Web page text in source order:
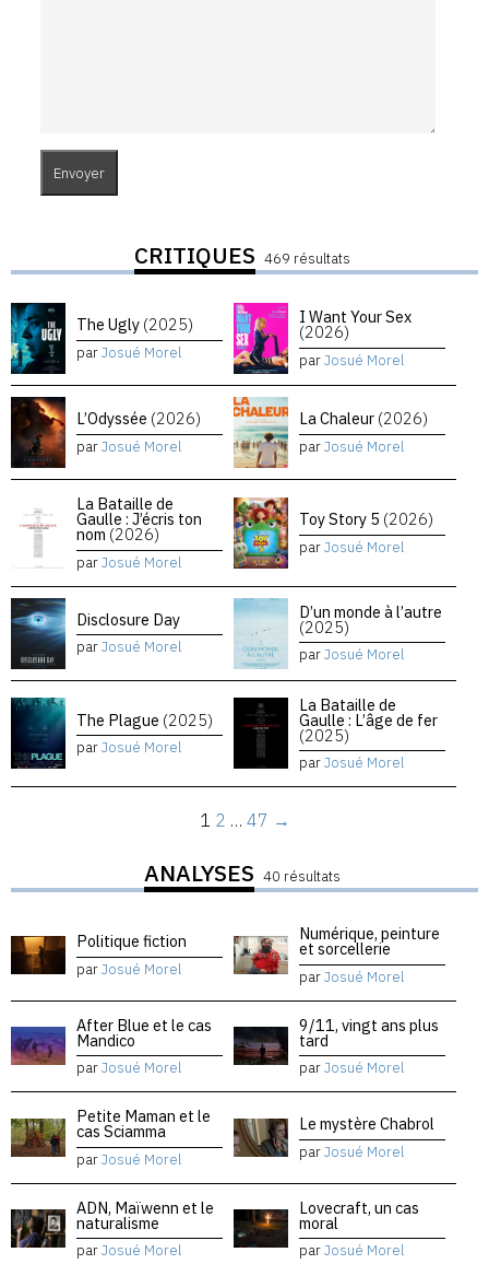
CRITIQUES 469 résultats
The Ugly (2025)
parJosué Morel
I Want Your Sex
(2026)
parJosué Morel
L’Odyssée (2026)
parJosué Morel
La Chaleur (2026)
parJosué Morel
La Bataille de
Gaulle : J’écris ton
nom (2026)
parJosué Morel
Toy Story 5 (2026)
parJosué Morel
Disclosure Day
parJosué Morel
D’un monde à l’autre
(2025)
parJosué Morel
The Plague (2025)
parJosué Morel
La Bataille de
Gaulle : L’âge de fer
(2025)
parJosué Morel
1 2 … 47 →
ANALYSES 40 résultats
Politique fiction
parJosué Morel
Numérique, peinture
et sorcellerie
parJosué Morel
After Blue et le cas
Mandico
parJosué Morel
9/11, vingt ans plus
tard
parJosué Morel
Petite Maman et le
cas Sciamma
parJosué Morel
Le mystère Chabrol
parJosué Morel
ADN, Maïwenn et le
naturalisme
parJosué Morel
Lovecraft, un cas
moral
parJosué Morel